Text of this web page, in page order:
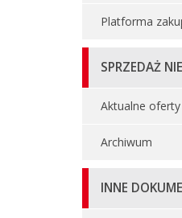
Platforma
SPRZEDAŻ
Aktualne oferty
Archiwum
INNE